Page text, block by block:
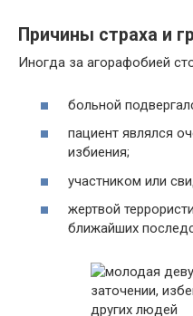
Причины страха и
Иногда за агорафобией
больной
пациент являлся
избиения;
участником или
жертвой
ближайших